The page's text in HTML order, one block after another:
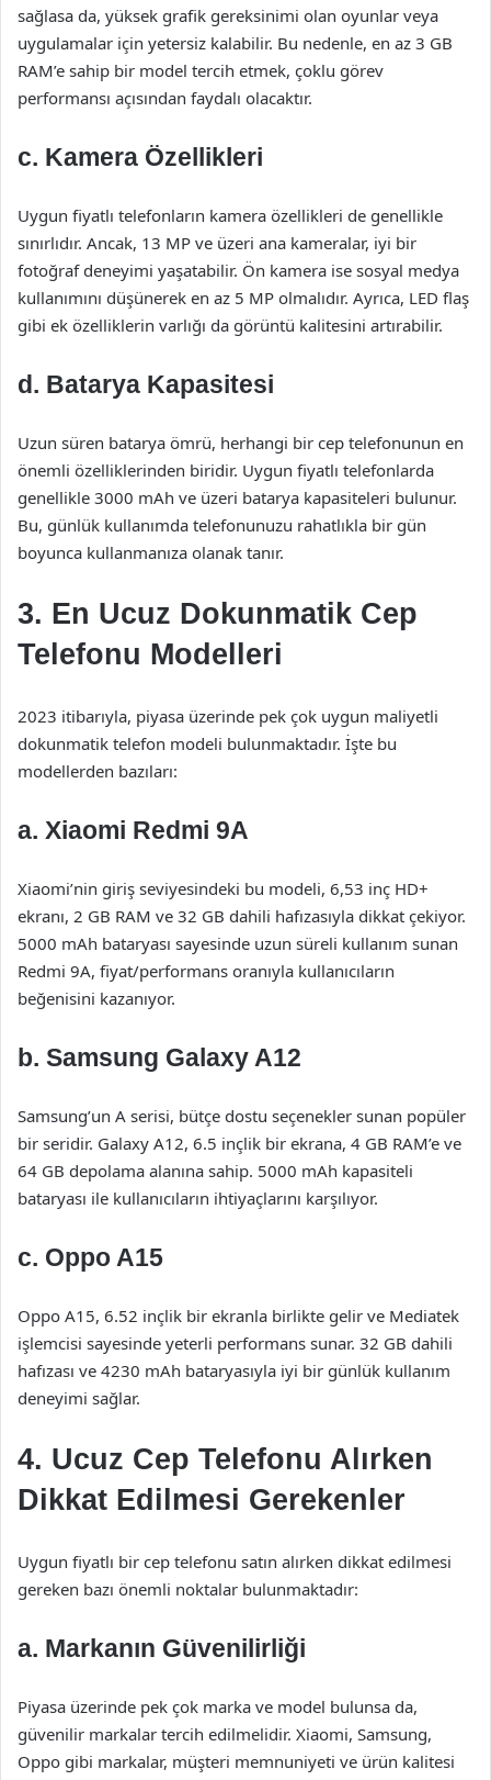
sağlasa da, yüksek grafik gereksinimi olan oyunlar veya
uygulamalar için yetersiz kalabilir. Bu nedenle, en az 3 GB
RAM’e sahip bir model tercih etmek, çoklu görev
performansı açısından faydalı olacaktır.
c. Kamera Özellikleri
Uygun fiyatlı telefonların kamera özellikleri de genellikle
sınırlıdır. Ancak, 13 MP ve üzeri ana kameralar, iyi bir
fotoğraf deneyimi yaşatabilir. Ön kamera ise sosyal medya
kullanımını düşünerek en az 5 MP olmalıdır. Ayrıca, LED flaş
gibi ek özelliklerin varlığı da görüntü kalitesini artırabilir.
d. Batarya Kapasitesi
Uzun süren batarya ömrü, herhangi bir cep telefonunun en
önemli özelliklerinden biridir. Uygun fiyatlı telefonlarda
genellikle 3000 mAh ve üzeri batarya kapasiteleri bulunur.
Bu, günlük kullanımda telefonunuzu rahatlıkla bir gün
boyunca kullanmanıza olanak tanır.
3. En Ucuz Dokunmatik Cep
Telefonu Modelleri
2023 itibarıyla, piyasa üzerinde pek çok uygun maliyetli
dokunmatik telefon modeli bulunmaktadır. İşte bu
modellerden bazıları:
a. Xiaomi Redmi 9A
Xiaomi’nin giriş seviyesindeki bu modeli, 6,53 inç HD+
ekranı, 2 GB RAM ve 32 GB dahili hafızasıyla dikkat çekiyor.
5000 mAh bataryası sayesinde uzun süreli kullanım sunan
Redmi 9A, fiyat/performans oranıyla kullanıcıların
beğenisini kazanıyor.
b. Samsung Galaxy A12
Samsung’un A serisi, bütçe dostu seçenekler sunan popüler
bir seridir. Galaxy A12, 6.5 inçlik bir ekrana, 4 GB RAM’e ve
64 GB depolama alanına sahip. 5000 mAh kapasiteli
bataryası ile kullanıcıların ihtiyaçlarını karşılıyor.
c. Oppo A15
Oppo A15, 6.52 inçlik bir ekranla birlikte gelir ve Mediatek
işlemcisi sayesinde yeterli performans sunar. 32 GB dahili
hafızası ve 4230 mAh bataryasıyla iyi bir günlük kullanım
deneyimi sağlar.
4. Ucuz Cep Telefonu Alırken
Dikkat Edilmesi Gerekenler
Uygun fiyatlı bir cep telefonu satın alırken dikkat edilmesi
gereken bazı önemli noktalar bulunmaktadır:
a. Markanın Güvenilirliği
Piyasa üzerinde pek çok marka ve model bulunsa da,
güvenilir markalar tercih edilmelidir. Xiaomi, Samsung,
Oppo gibi markalar, müşteri memnuniyeti ve ürün kalitesi